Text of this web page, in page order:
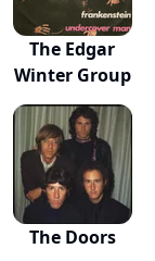
The Edgar
Winter Group
The Doors